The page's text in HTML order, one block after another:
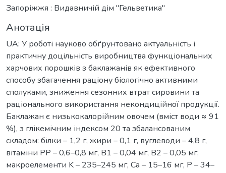
Запоріжжя : Видавничій дім "Гельветика"
Анотація
UA: У роботі науково обґрунтовано актуальність і
практичну доцільність виробництва функціональних
харчових порошків з баклажанів як ефективного
способу збагачення раціону біологічно активними
сполуками, зниження сезонних втрат сировини та
раціонального використання некондиційної продукції.
Баклажан є низькокалорійним овочем (вміст води ≈ 91
%), з глікемічним індексом 20 та збалансованим
складом: білки – 1,2 г, жири – 0,1 г, вуглеводи – 4,8 г,
вітаміни РР – 0,6–0,8 мг, В1 – 0,04 мг, В2 – 0,05 мг,
макроелементи K – 235–245 мг, Ca – 15–16 мг, P – 34–